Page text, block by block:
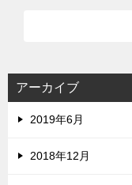
アーカイブ
2019年6月
2018年12月